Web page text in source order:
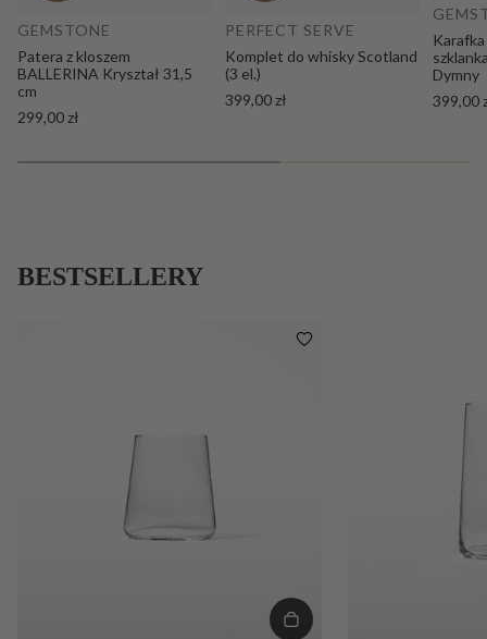
GEMSTONE
Patera z kloszem
BALLERINA Kryształ 31,5
cm
299,00 zł
PERFECT SERVE
Komplet do whisky Scotland
(3 el.)
399,00 zł
Dymny
399,00
BESTSELLERY